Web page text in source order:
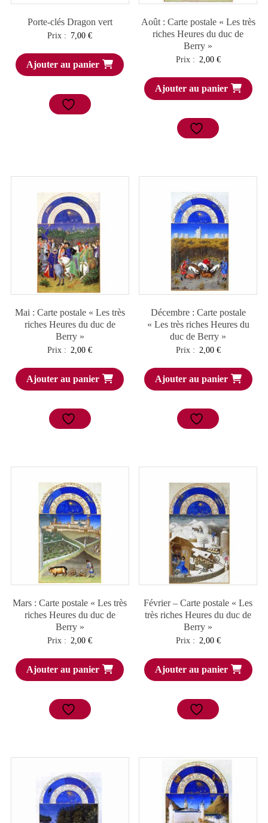
Porte-clés Dragon vert
Prix : 7,00€
Ajouter au panier
Août : Carte postale « Les très
riches Heures du duc de
Berry »
Prix : 2,00 €
Ajouter au panier
Mai : Carte postale « Les très
riches Heures du duc de
Berry »
Prix : 2,00€
Ajouter au panier
Décembre : Carte postale
« Les très riches Heures du
duc de Berry »
Prix : 2,00 €
Ajouter au panier
Mars : Carte postale « Les très
riches Heures du duc de
Berry »
Prix : 2,00€
Ajouter au panier
Février – Carte postale « Les
très riches Heures du duc de
Berry »
Prix : 2,00 €
Ajouter au panier